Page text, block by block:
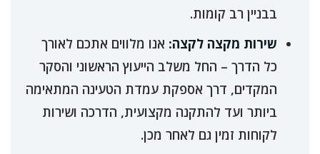
בבניין רב קומות.
שירות מקצה לקצה: אנו מלווים אתכם לאורך
כל הדרך – החל משלב הייעוץ הראשוני והסקר
המקדים, דרך אספקת עמדת הטעינה המתאימה
ביותר ועד להתקנה מקצועית, הדרכה ושירות
לקוחות זמין גם לאחר מכן.